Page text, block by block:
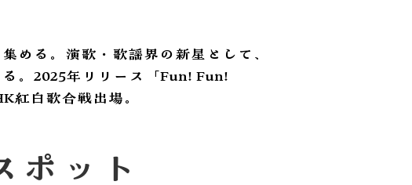
める。演歌・歌謡界の新星として、
。2025年リリース「Fun! Fun!
紅白歌合戦出場。
ポット